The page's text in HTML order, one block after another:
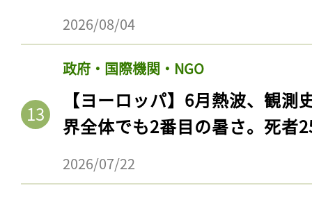
2026/08/04
政府・国際機関・NGO
【ヨーロッパ】6月熱波、観
界全体でも2番目の暑さ。死者
2026/07/22
記事をお気に入りに